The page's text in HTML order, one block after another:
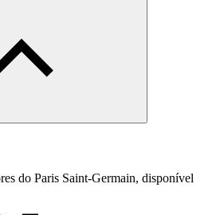
do Paris Saint-Germain, disponível